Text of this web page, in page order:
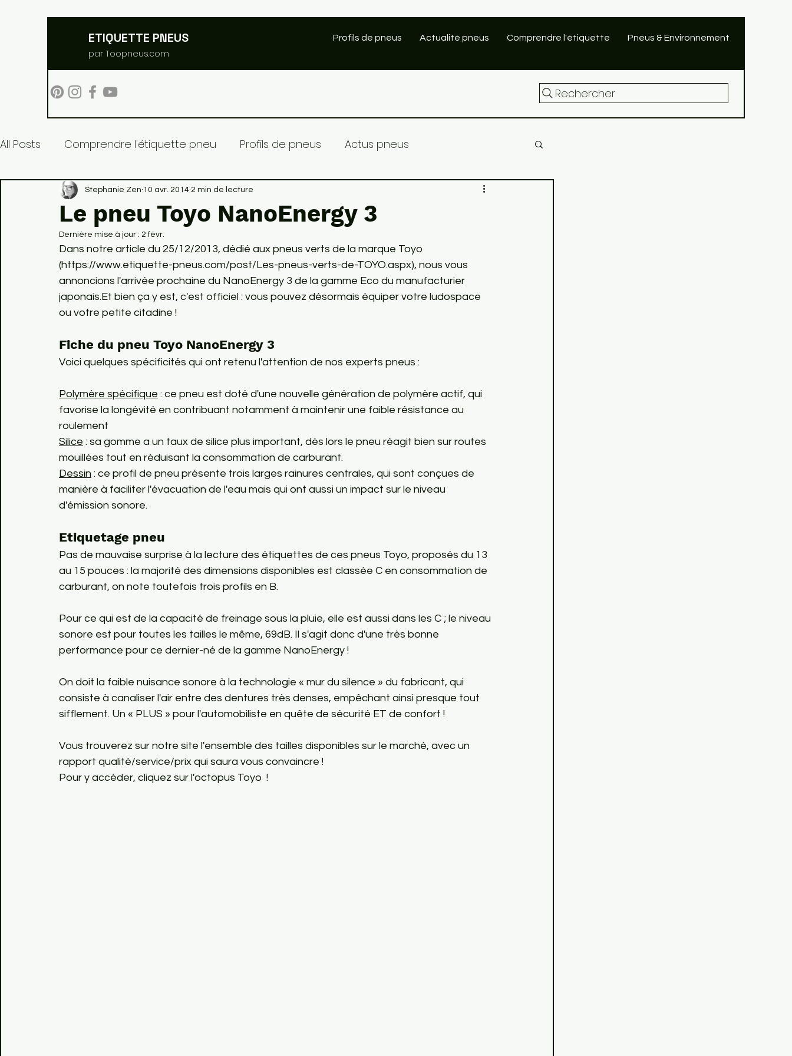
ETIQUETTE PNEUS
par Toopneus.com
Profils de pneus Actualité pneus Comprendre l'étiquette Pneus & Environnement
Rechercher
All Posts Comprendre l'étiquette pneu Profils de pneus Actus pneus
Pneus et environnement
Le pneu Toyo NanoEnergy 3
Stephanie Zen 10 avr. 2014 2 min de lecture
Dernière mise à jour : 2 févr.
Dans notre article du 25/12/2013, dédié aux pneus verts de la marque Toyo
(https://www.etiquette-pneus.com/post/Les-pneus-verts-de-TOYO.aspx), nous vous
annoncions l'arrivée prochaine du NanoEnergy 3 de la gamme Eco du manufacturier
japonais.Et bien ça y est, c'est officiel : vous pouvez désormais équiper votre ludospace
ou votre petite citadine !
Fiche du pneu Toyo NanoEnergy 3
Polymère spécifique : ce pneu est doté d'une nouvelle génération de polymère actif, qui
favorise la longévité en contribuant notamment à maintenir une faible résistance au
roulement
Silice : sa gomme a un taux de silice plus important, dès lors le pneu réagit bien sur routes
mouillées tout en réduisant la consommation de carburant.
Dessin : ce profil de pneu présente trois larges rainures centrales, qui sont conçues de
manière à faciliter l'évacuation de l'eau mais qui ont aussi un impact sur le niveau
d'émission sonore.
Etiquetage pneu
Pas de mauvaise surprise à la lecture des étiquettes de ces pneus Toyo, proposés du 13
au 15 pouces : la majorité des dimensions disponibles est classée C en consommation de
carburant, on note toutefois trois profils en B.
Pour ce qui est de la capacité de freinage sous la pluie, elle est aussi dans les C ; le niveau
sonore est pour toutes les tailles le même, 69dB. Il s'agit donc d'une très bonne
performance pour ce dernier-né de la gamme NanoEnergy !
On doit la faible nuisance sonore à la technologie « mur du silence » du fabricant, qui
consiste à canaliser l'air entre des dentures très denses, empêchant ainsi presque tout
sifflement. Un « PLUS » pour l'automobiliste en quête de sécurité ET de confort !
Vous trouverez sur notre site l'ensemble des tailles disponibles sur le marché, avec un
rapport qualité/service/prix qui saura vous convaincre !
Pour y accéder, cliquez sur l'octopus Toyo  !